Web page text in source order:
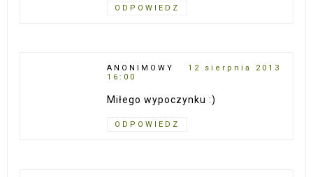
ODPOWIEDZ
ANONIMOWY
12 sierpnia 2013
16:00
Miłego wypoczynku :)
ODPOWIEDZ